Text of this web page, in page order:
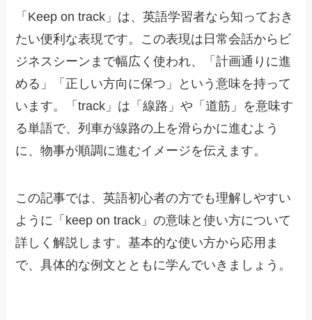
「Keep on track」は、英語学習者なら知っておき
たい便利な表現です。この表現は日常会話からビ
ジネスシーンまで幅広く使われ、「計画通りに進
める」「正しい方向に保つ」という意味を持って
います。「track」は「線路」や「道筋」を意味す
る単語で、列車が線路の上を滑らかに進むよう
に、物事が順調に進むイメージを伝えます。
この記事では、英語初心者の方でも理解しやすい
ように「keep on track」の意味と使い方について
詳しく解説します。基本的な使い方から応用ま
で、具体的な例文とともに学んでいきましょう。